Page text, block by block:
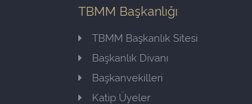
TBMM Başkanlığı
TBMM Başkanlık Sitesi
Başkanlık Divanı
Başkanvekilleri
Katip Üyeler